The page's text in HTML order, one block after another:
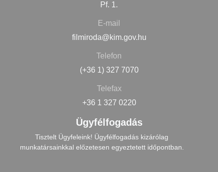
Pf. 1.
E-mail
filmiroda@kim.gov.hu
Telefon
(+36 1) 327 7070
Telefax
+36 1 327 0220
Ügyfélfogadás
Tisztelt Ügyfeleink! Ügyfélfogadás kizárólag
munkatársainkkal előzetesen egyeztetett időpontban.